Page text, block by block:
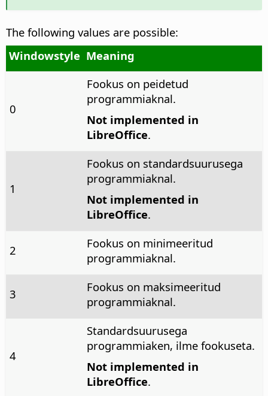
The following values are possible:
Windowstyle Meaning
0
Fookus on peidetud
programmiaknal.
Not implemented in
LibreOffice.
1
Fookus on standardsuurusega
programmiaknal.
Not implemented in
LibreOffice.
2
Fookus on minimeeritud
programmiaknal.
3
Fookus on maksimeeritud
programmiaknal.
4
Standardsuurusega
programmiaken, ilme fookuseta.
Not implemented in
LibreOffice.